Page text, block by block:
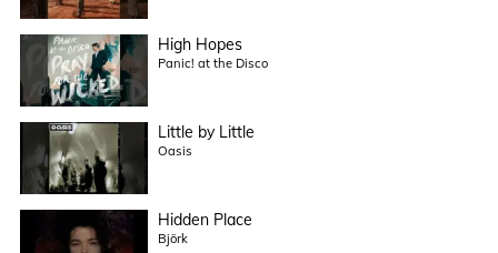
High Hopes
Panic! at the Disco
Little by Little
Oasis
Hidden Place
Björk